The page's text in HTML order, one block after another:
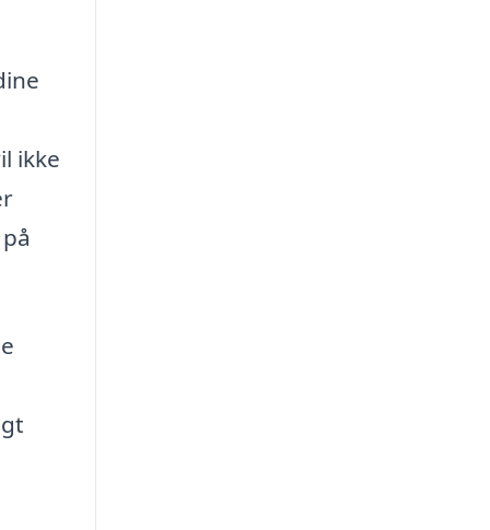
ikke